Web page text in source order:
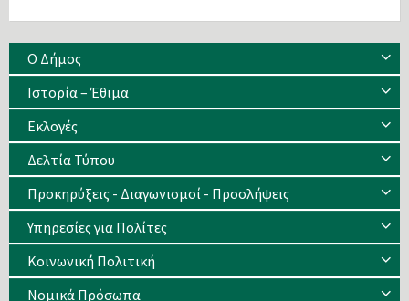
Ο Δήμος
Ιστορία – Έθιμα
Eκλογές
Δελτία Τύπου
Προκηρύξεις - Διαγωνισμοί - Προσλήψεις
Υπηρεσίες για Πολίτες
Κοινωνική Πολιτική
Νομικά Πρόσωπα